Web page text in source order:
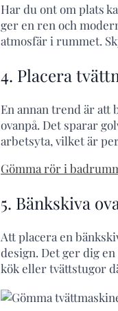
Har du ont om plats
ger en ren och
atmosfär i rummet.
4. Placera
En annan trend är att
ovanpå. Det sparar
arbetsyta, vilket är
Gömma rör i
5. Bänkskiva
Att placera en
design. Det ger dig
kök eller tvättstugor